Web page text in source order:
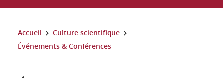
Vous êtes ici :
Accueil
Culture scientifique
Événements & Conférences